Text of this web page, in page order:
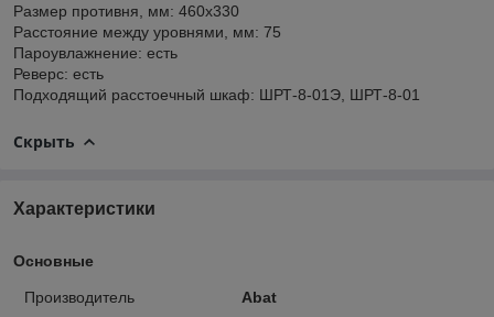
Размер противня, мм: 460х330
Расстояние между уровнями, мм: 75
Пароувлажнение: есть
Реверс: есть
Подходящий расстоечный шкаф: ШРТ-8-01Э, ШРТ-8-01
Скрыть
Характеристики
Основные
Производитель
Abat